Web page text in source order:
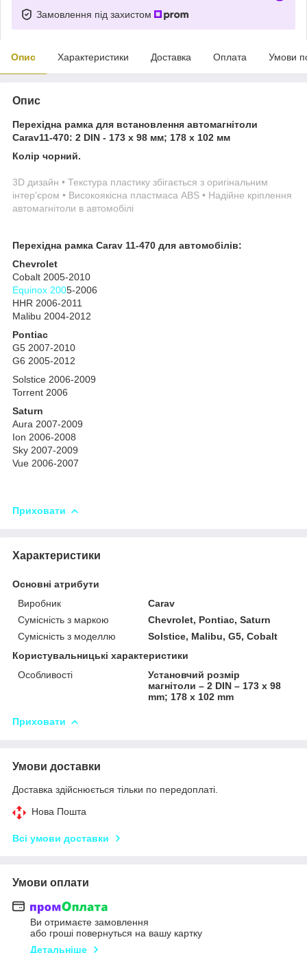
Замовлення під захистом
Опис Характеристики Доставка Оплата Умови
Опис
Перехідна рамка для встановлення автомагнітоли
Carav11-470: 2 DIN - 173 x 98 мм; 178 x 102 мм
Колір чорний.
3D дизайн • Текстура пластику збігається з оригінальним
інтер'єром • Високоякісна пластмаса ABS • Надійне кріплення
автомагнітоли в автомобілі
Перехідна рамка Carav 11-470 для автомобілів:
Chevrolet
Cobalt 2005-2010
Equinox 2005-2006
HHR 2006-2011
Malibu 2004-2012
Pontiac
G5 2007-2010
G6 2005-2012
Solstice 2006-2009
Torrent 2006
Saturn
Aura 2007-2009
Ion 2006-2008
Sky 2007-2009
Vue 2006-2007
Приховати
Характеристики
Основні атрибути
Виробник
Carav
Сумісність з маркою
Chevrolet, Pontiac, Saturn
Сумісність з моделлю
Solstice, Malibu, G5, Cobalt
Користувальницькі характеристики
Особливості
Установчий розмір
магнітоли – 2 DIN – 173 x 98
mm; 178 x 102 mm
Приховати
Умови доставки
Доставка здійснюється тільки по передоплаті.
Нова Пошта
Всі умови доставки
Умови оплати
Ви отримаєте замовлення
або гроші повернуться на вашу картку
Детальніше